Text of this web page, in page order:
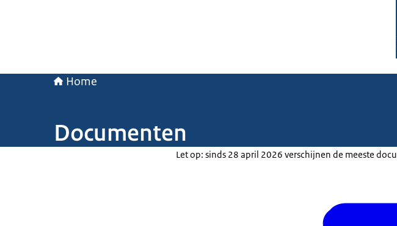
Home
Documenten
Let op: sinds 28 april 2026 verschijnen de meeste